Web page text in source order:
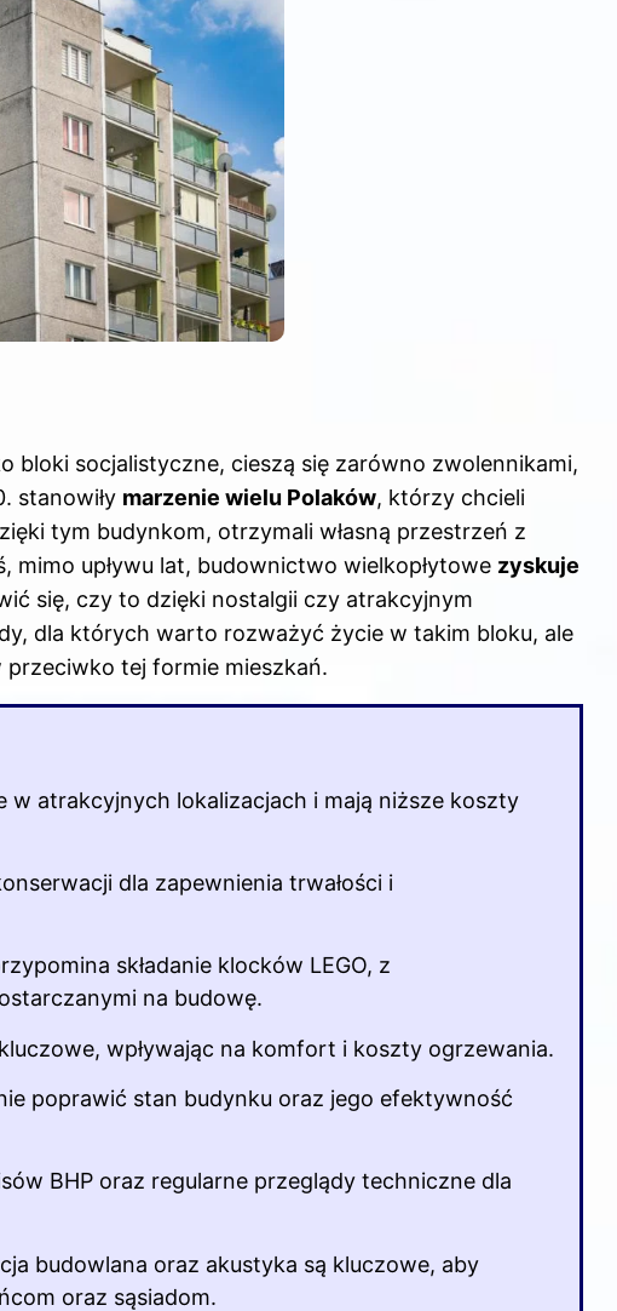
bloki socjalistyczne, cieszą się zarówno zwolennikami,
stanowiły marzenie wielu Polaków, którzy chcieli
tym budynkom, otrzymali własną przestrzeń z
mimo upływu lat, budownictwo wielkopłytowe zyskuje
się, czy to dzięki nostalgii czy atrakcyjnym
dla których warto rozważyć życie w takim bloku, ale
tej formie mieszkań.
w atrakcyjnych lokalizacjach i mają niższe koszty
dla zapewnienia trwałości i
składanie klocków LEGO, z
na budowę.
wpływając na komfort i koszty ogrzewania.
poprawić stan budynku oraz jego efektywność
BHP oraz regularne przeglądy techniczne dla
budowlana oraz akustyka są kluczowe, aby
oraz sąsiadom.